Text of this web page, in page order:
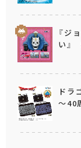
『ジ
い』
ドラ
～40